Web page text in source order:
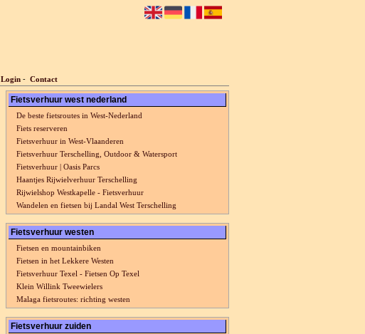
Login - Contact
Fietsverhuur west nederland
De beste fietsroutes in West-Nederland
Fiets reserveren
Fietsverhuur in West-Vlaanderen
Fietsverhuur Terschelling, Outdoor & Watersport
Fietsverhuur | Oasis Parcs
Haantjes Rijwielverhuur Terschelling
Rijwielshop Westkapelle - Fietsverhuur
Wandelen en fietsen bij Landal West Terschelling
Fietsverhuur westen
Fietsen en mountainbiken
Fietsen in het Lekkere Westen
Fietsverhuur Texel - Fietsen Op Texel
Klein Willink Tweewielers
Malaga fietsroutes: richting westen
Fietsverhuur zuiden